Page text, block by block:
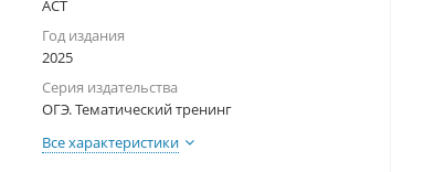
АСТ
Год издания
2025
Серия издательства
ОГЭ. Тематический тренинг
Все характеристики